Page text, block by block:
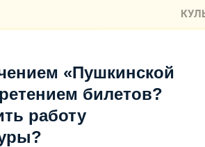
«Пушкинской
билетов?
работу